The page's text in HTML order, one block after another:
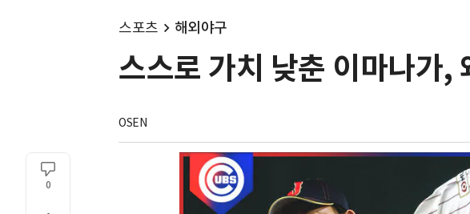
스포츠 해외야구
스스로 가치 낮춘 이마나가,
OSEN
0